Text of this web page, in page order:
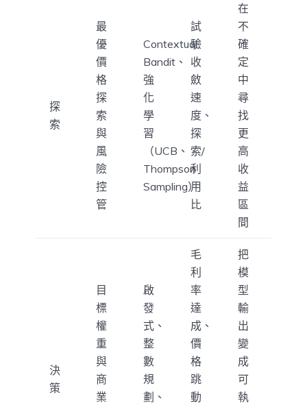
探
索
最
優
價
格
探
索
與
風
險
控
管
Contextual
Bandit、
強
化
學
習
（UCB、
Thompson
Sampling）
試
驗
收
斂
速
度、
探
索/
利
用
比
在
不
確
定
中
尋
找
更
高
收
益
區
間
決
策
目
標
權
重
與
商
業
啟
發
式、
整
數
規
劃、
毛
利
率
達
成、
價
格
跳
動
把
模
型
輸
出
變
成
可
執